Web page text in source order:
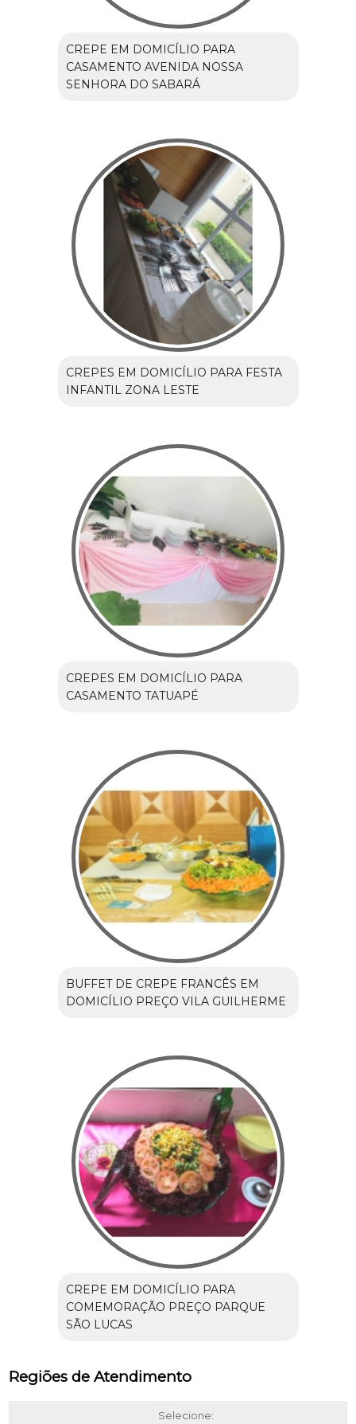
CREPE EM DOMICÍLIO PARA
CASAMENTO AVENIDA NOSSA
SENHORA DO SABARÁ
CREPES EM DOMICÍLIO PARA FESTA
INFANTIL ZONA LESTE
CREPES EM DOMICÍLIO PARA
CASAMENTO TATUAPÉ
BUFFET DE CREPE FRANCÊS EM
DOMICÍLIO PREÇO VILA GUILHERME
CREPE EM DOMICÍLIO PARA
COMEMORAÇÃO PREÇO PARQUE
SÃO LUCAS
Regiões de Atendimento
Selecione: